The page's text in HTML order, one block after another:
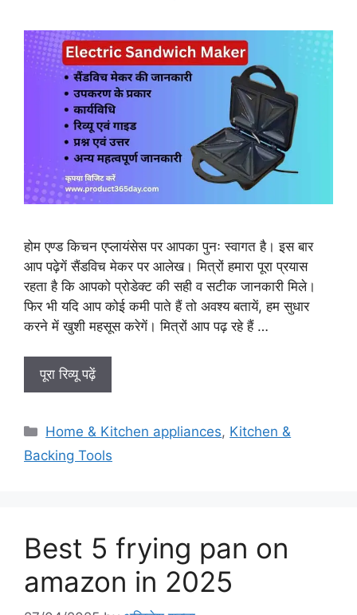
होम एण्ड किचन एप्लायंसेस पर आपका पुनः स्वागत है। इस बार
आप पढ़ेगें सैंडविच मेकर पर आलेख। मित्रों हमारा पूरा प्रयास
रहता है कि आपको प्रोडेक्ट की सही व सटीक जानकारी मिले।
फिर भी यदि आप कोई कमी पाते हैं तो अवश्य बतायें, हम सुधार
करने में खुशी महसूस करेगें। मित्रों आप पढ़ रहे हैं …
पूरा रिव्यू पढ़ें
Categories
Home & Kitchen appliances, Kitchen &
Backing Tools
Best 5 frying pan on
amazon in 2025